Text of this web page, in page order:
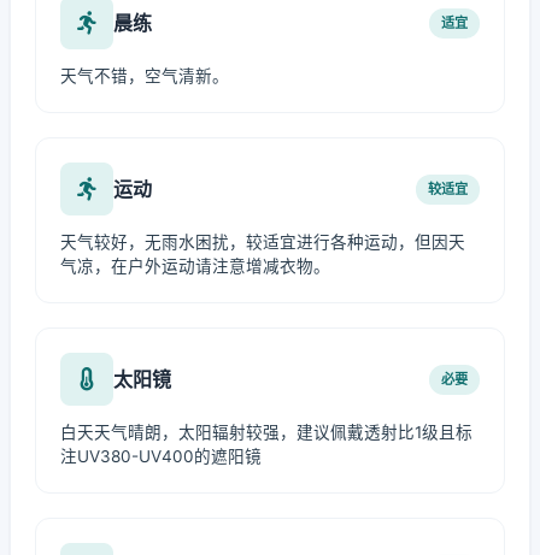
晨练 适宜
天气不错，空气清新。
运动 较适宜
天气较好，无雨水困扰，较适宜进行各种运动，但因天
气凉，在户外运动请注意增减衣物。
太阳镜 必要
白天天气晴朗，太阳辐射较强，建议佩戴透射比1级且标
注UV380-UV400的遮阳镜